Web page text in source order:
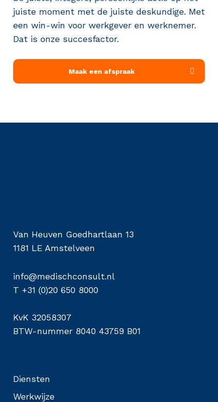
juiste moment met de juiste deskundige. Met
een win-win voor werkgever en werknemer.
Dat is onze succesfactor.
Maak een afspraak
Van Heuven Goedhartlaan 13
1181 LE Amstelveen
info@medischconsult.nl
T +31 (0)20 650 8000
KvK 32058307
BTW-nummer 8040 43759 B01
Diensten
Werkwijze